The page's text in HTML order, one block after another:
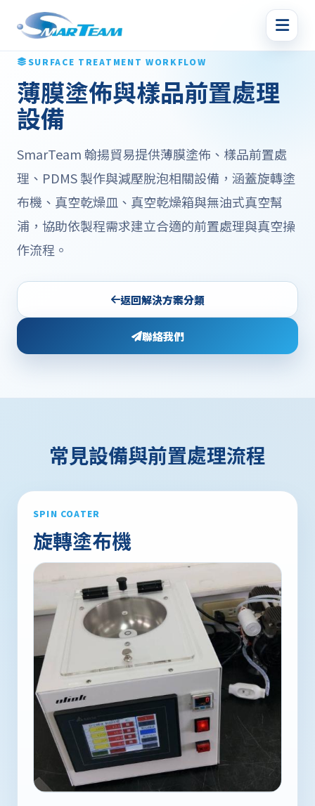
SURFACE TREATMENT WORKFLOW
薄膜塗佈與樣品前置處理
設備
SmarTeam 翰揚貿易提供薄膜塗佈、樣品前置處
理、PDMS 製作與減壓脫泡相關設備，涵蓋旋轉塗
布機、真空乾燥皿、真空乾燥箱與無油式真空幫
浦，協助依製程需求建立合適的前置處理與真空操
作流程。
返回解決方案分類
聯絡我們
常見設備與前置處理流程
SPIN COATER
旋轉塗布機